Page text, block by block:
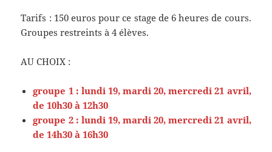
Tarifs : 150 euros pour ce stage de 6 heures de cours.
Groupes restreints à 4 élèves.
AU CHOIX :
groupe 1 : lundi 19, mardi 20, mercredi 21 avril,
de 10h30 à 12h30
groupe 2 : lundi 19, mardi 20, mercredi 21 avril,
de 14h30 à 16h30